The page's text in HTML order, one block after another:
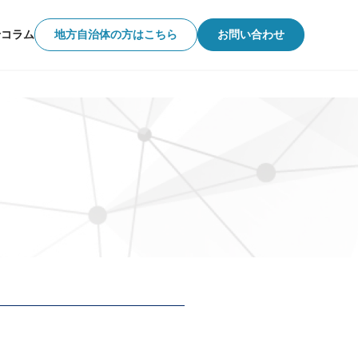
コラム 地方自治体の方はこちら お問い合わせ